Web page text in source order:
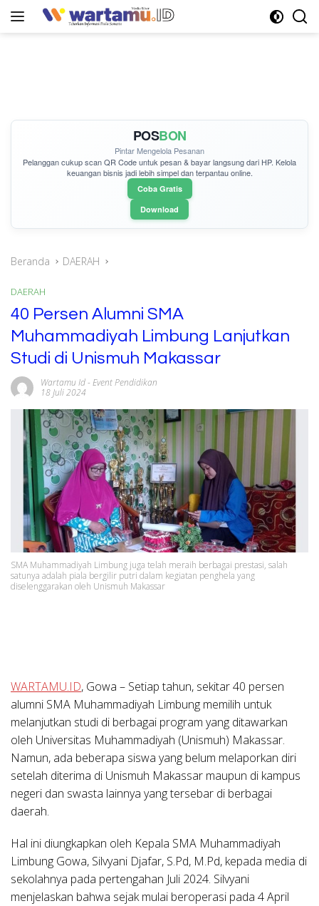
POSBON
Pintar Mengelola Pesanan
Pelanggan cukupscan QR Codeuntuk pesan & bayar langsung dari HP. Kelola
keuangan bisnis jadi lebih simpel dan terpantau online.
Coba Gratis
Download
Beranda DAERAH
DAERAH
40 Persen Alumni SMA
Muhammadiyah Limbung Lanjutkan
Studi di Unismuh Makassar
Wartamu Id- Event Pendidikan
18 Juli 2024
SMA Muhammadiyah Limbung juga telah meraih berbagai prestasi, salah
satunya adalah piala bergilir putri dalam kegiatan penghela yang
diselenggarakan oleh Unismuh Makassar
WARTAMU.ID, Gowa – Setiap tahun, sekitar 40 persen
alumni SMA Muhammadiyah Limbung memilih untuk
melanjutkan studi di berbagai program yang ditawarkan
oleh Universitas Muhammadiyah (Unismuh) Makassar.
Namun, ada beberapa siswa yang belum melaporkan diri
setelah diterima di Unismuh Makassar maupun di kampus
negeri dan swasta lainnya yang tersebar di berbagai
daerah.
Hal ini diungkapkan oleh Kepala SMA Muhammadiyah
Limbung Gowa, Silvyani Djafar, S.Pd, M.Pd, kepada media di
sekolahnya pada pertengahan Juli 2024. Silvyani
menjelaskan bahwa sejak mulai beroperasi pada 4 April